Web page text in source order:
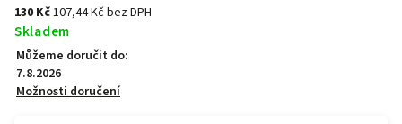
130 Kč107,44 Kč bez DPH
Skladem
Můžeme doručit do:
7.8.2026
Možnosti doručení